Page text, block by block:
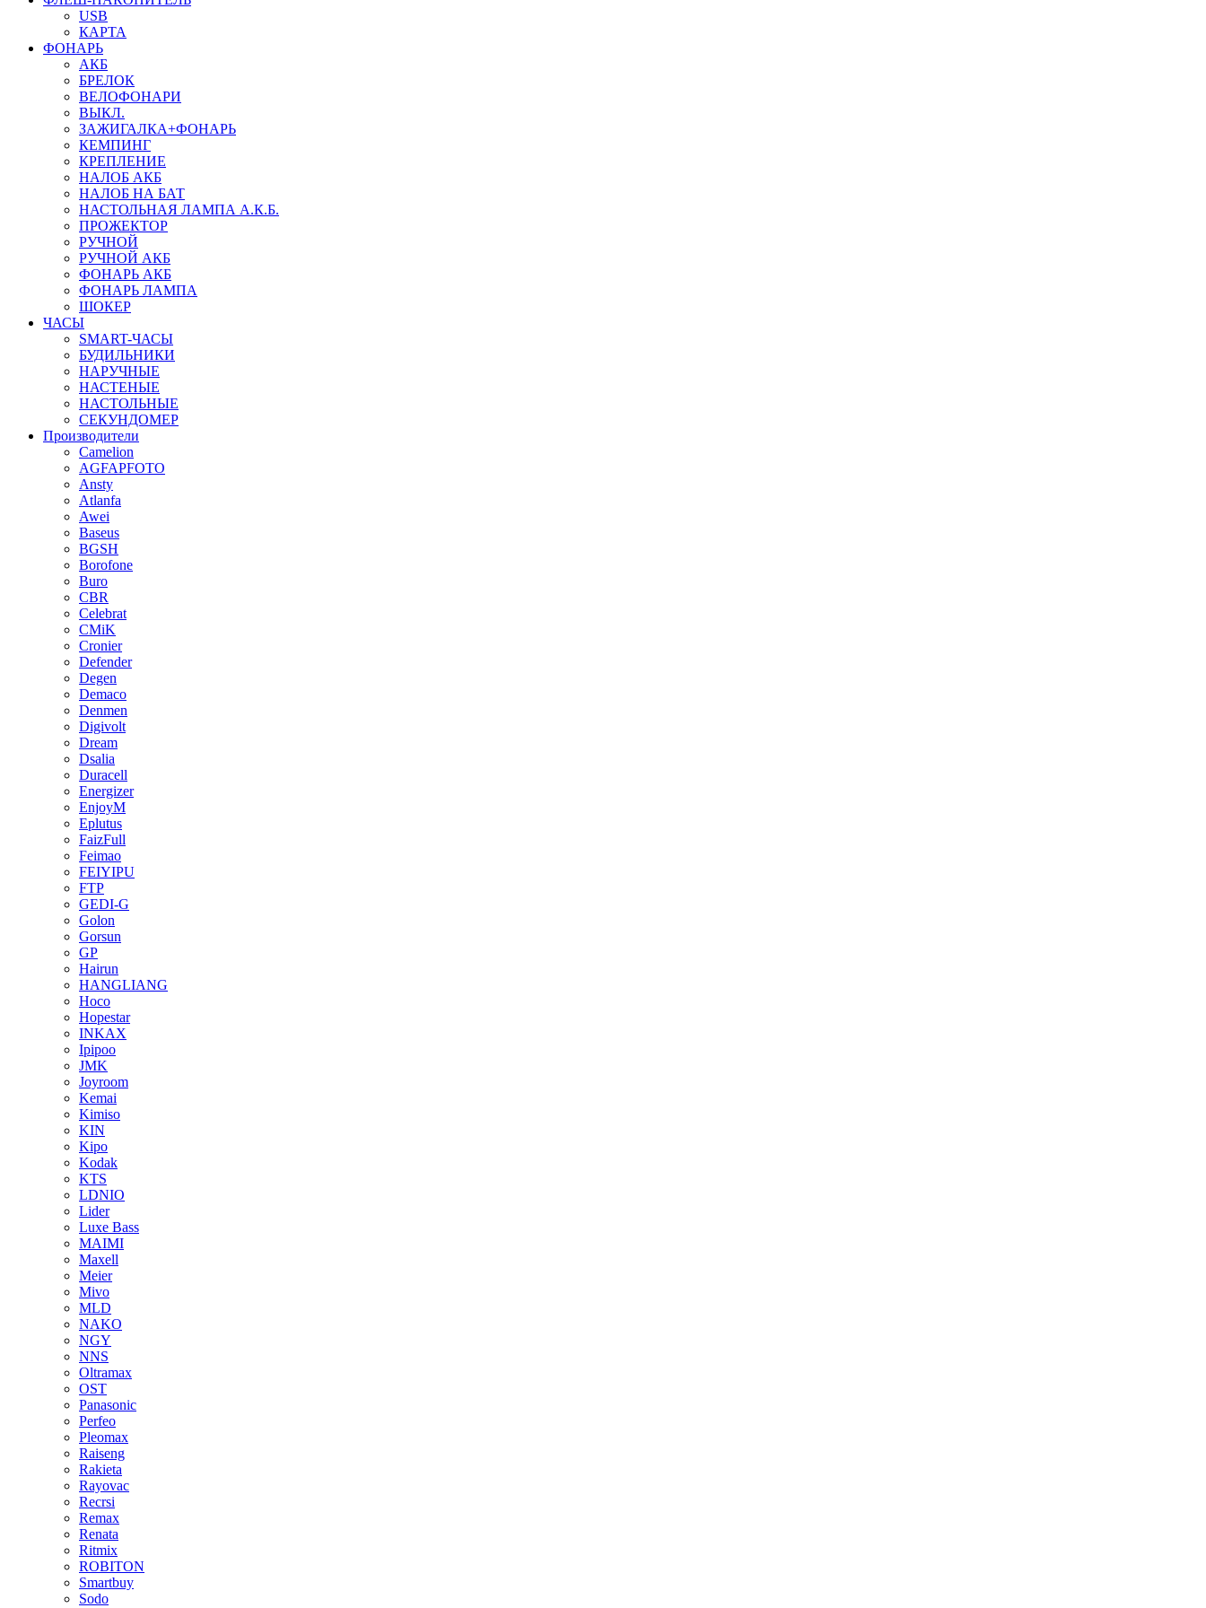
USB
КАРТА
ФОНАРЬ
АКБ
БРЕЛОК
ВЕЛОФОНАРИ
ВЫКЛ.
ЗАЖИГАЛКА+ФОНАРЬ
КЕМПИНГ
КРЕПЛЕНИЕ
НАЛОБ АКБ
НАЛОБ НА БАТ
НАСТОЛЬНАЯ ЛАМПА А.К.Б.
ПРОЖЕКТОР
РУЧНОЙ
РУЧНОЙ АКБ
ФОНАРЬ АКБ
ФОНАРЬ ЛАМПА
ШОКЕР
ЧАСЫ
SMART-ЧАСЫ
БУДИЛЬНИКИ
НАРУЧНЫЕ
НАСТЕНЫЕ
НАСТОЛЬНЫЕ
СЕКУНДОМЕР
Производители
Camelion
AGFAPFOTO
Ansty
Atlanfa
Awei
Baseus
BGSH
Borofone
Buro
CBR
Celebrat
CMiK
Cronier
Defender
Degen
Demaco
Denmen
Digivolt
Dream
Dsalia
Duracell
Energizer
EnjoyM
Eplutus
FaizFull
Feimao
FEIYIPU
FTP
GEDI-G
Golon
Gorsun
GP
Hairun
HANGLIANG
Hoco
Hopestar
INKAX
Ipipoo
JMK
Joyroom
Kemai
Kimiso
KIN
Kipo
Kodak
KTS
LDNIO
Lider
Luxe Bass
MAIMI
Maxell
Meier
Mivo
MLD
NAKO
NGY
NNS
Oltramax
OST
Panasonic
Perfeo
Pleomax
Raiseng
Rakieta
Rayovac
Recrsi
Remax
Renata
Ritmix
ROBITON
Smartbuy
Sodo